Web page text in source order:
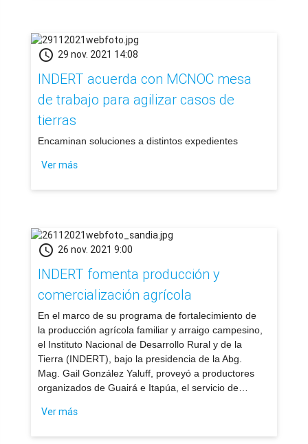
schedule 29 nov. 2021 14:08
INDERT acuerda con MCNOC mesa
de trabajo para agilizar casos de
tierras
Encaminan soluciones a distintos expedientes
Ver más
schedule 26 nov. 2021 9:00
INDERT fomenta producción y
comercialización agrícola
​En el marco de su programa de fortalecimiento de
la producción agrícola familiar y arraigo campesino,
el Instituto Nacional de Desarrollo Rural y de la
Tierra (INDERT), bajo la presidencia de la Abg.
Mag. Gail González Yaluff, proveyó a productores
organizados de Guairá e Itapúa, el servicio de…
Ver más